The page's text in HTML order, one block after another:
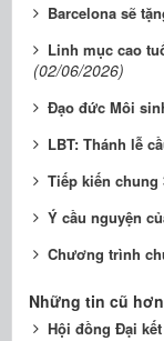
Barcelona sẽ
Linh mục cao
(02/06/2026)
Đạo đức Môi
LBT: Thánh lễ
Tiếp kiến chung
Ý cầu nguyện
Chương trình
Những tin cũ hơn
Hội đồng Đại